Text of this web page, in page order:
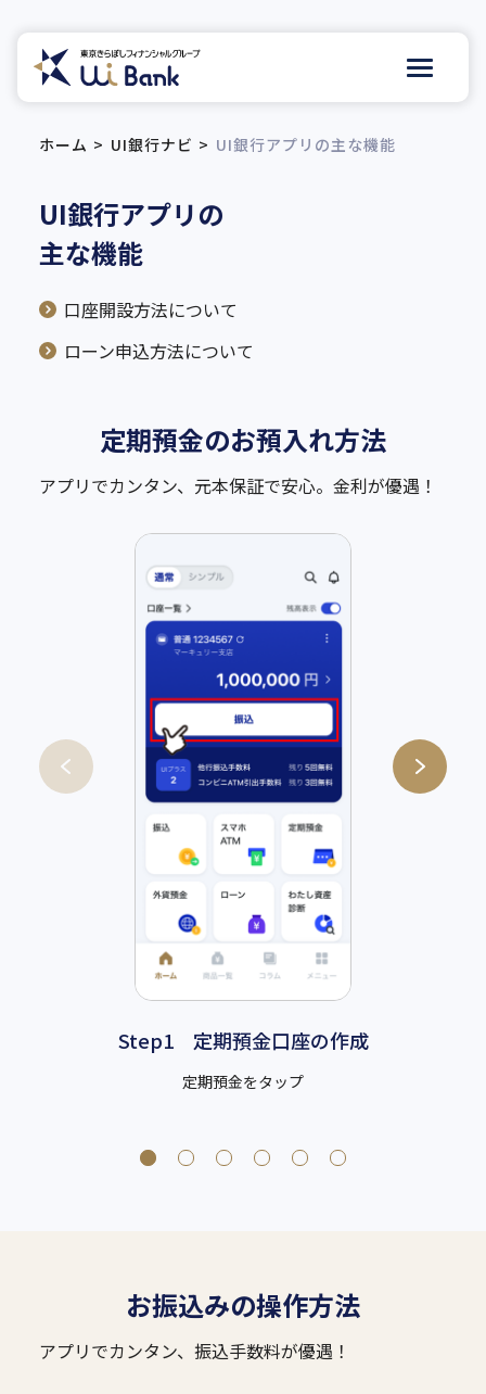
ホーム UI銀行ナビ UI銀行アプリの主な機能
UI銀行アプリの
主な機能
口座開設方法について
ローン申込方法について
定期預金のお預入れ方法
アプリでカンタン、元本保証で安心。金利が優遇！
Step1 定期預⾦⼝座の作成
定期預金をタップ
お振込みの操作方法
アプリでカンタン、振込手数料が優遇！